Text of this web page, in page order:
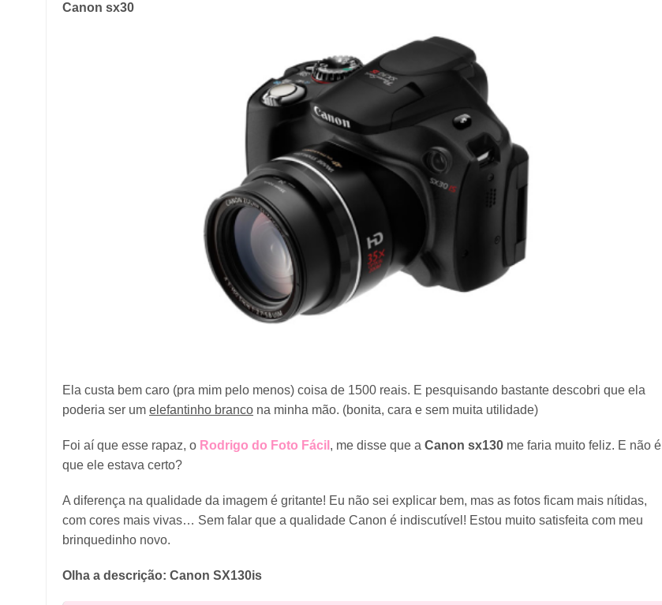
Canon sx30
Ela custa bem caro (pra mim pelo menos) coisa de 1500 reais. E pesquisando bastante descobri que ela
poderia ser um elefantinho branco na minha mão. (bonita, cara e sem muita utilidade)
Foi aí que esse rapaz, o Rodrigo do Foto Fácil , me disse que a Canon sx130 me faria muito feliz. E não é
que ele estava certo?
A diferença na qualidade da imagem é gritante! Eu não sei explicar bem, mas as fotos ficam mais nítidas,
com cores mais vivas… Sem falar que a qualidade Canon é indiscutível! Estou muito satisfeita com meu
brinquedinho novo.
Olha a descrição: Canon SX130is